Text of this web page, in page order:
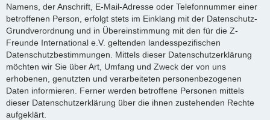
Namens, der Anschrift, E-Mail-Adresse oder Telefonnummer einer
betroffenen Person, erfolgt stets im Einklang mit der Datenschutz-
Grundverordnung und in Übereinstimmung mit den für die Z-
Freunde International e.V. geltenden landesspezifischen
Datenschutzbestimmungen. Mittels dieser Datenschutzerklärung
möchten wir Sie über Art, Umfang und Zweck der von uns
erhobenen, genutzten und verarbeiteten personenbezogenen
Daten informieren. Ferner werden betroffene Personen mittels
dieser Datenschutzerklärung über die ihnen zustehenden Rechte
aufgeklärt.